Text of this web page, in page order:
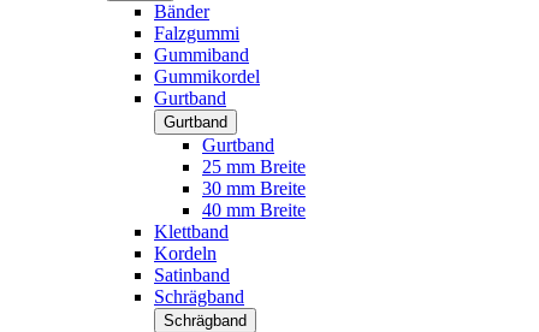
Bänder
Falzgummi
Gummiband
Gummikordel
Gurtband
Gurtband
Gurtband
25 mm Breite
30 mm Breite
40 mm Breite
Klettband
Kordeln
Satinband
Schrägband
Schrägband